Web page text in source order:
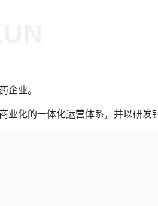
企业。
业化的一体化运营体系，并以研发